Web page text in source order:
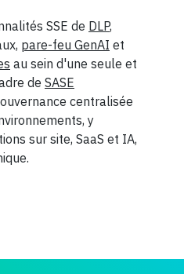
SSE de DLP,
pare-feu GenAI et
au sein d'une seule et
de SASE
centralisée
y
sur site, SaaS et IA,